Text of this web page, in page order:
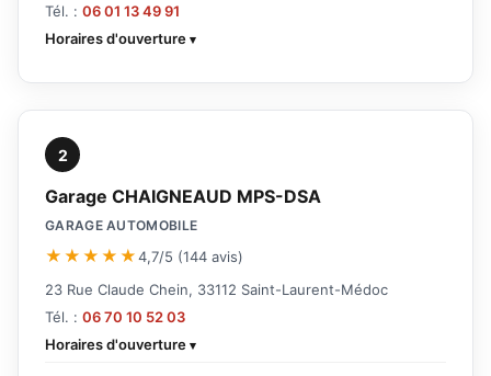
Tél. : 06 01 13 49 91
Horaires d'ouverture
2
Garage CHAIGNEAUD MPS-DSA
GARAGE AUTOMOBILE
★★★★★4,7/5 (144 avis)
23 Rue Claude Chein, 33112 Saint-Laurent-Médoc
Tél. : 06 70 10 52 03
Horaires d'ouverture